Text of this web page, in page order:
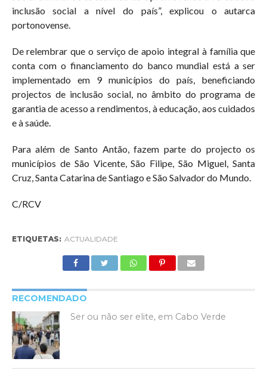
inclusão social a nível do país”, explicou o autarca
portonovense.
De relembrar que o serviço de apoio integral à família que
conta com o financiamento do banco mundial está a ser
implementado em 9 municípios do país, beneficiando
projectos de inclusão social, no âmbito do programa de
garantia de acesso a rendimentos, à educação, aos cuidados
e à saúde.
Para além de Santo Antão, fazem parte do projecto os
municípios de São Vicente, São Filipe, São Miguel, Santa
Cruz, Santa Catarina de Santiago e São Salvador do Mundo.
C/RCV
ETIQUETAS: ACTUALIDADE
RECOMENDADO
Ser ou não ser elite, em Cabo Verde